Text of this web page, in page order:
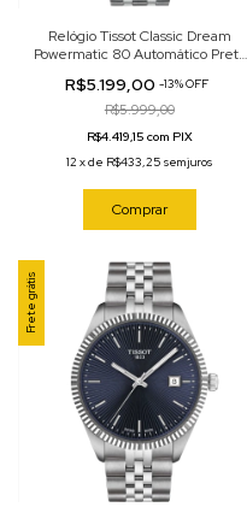
Relógio Tissot Classic Dream
Powermatic 80 Automático Preto
R$5.199,00-13%OFF
R$5.999,00
R$4.419,15 com PIX
12 xde R$433,25 sem juros
Comprar
Frete grátis